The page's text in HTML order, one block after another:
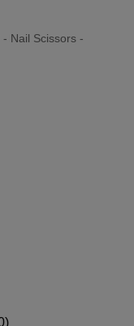
Nail Scissors -